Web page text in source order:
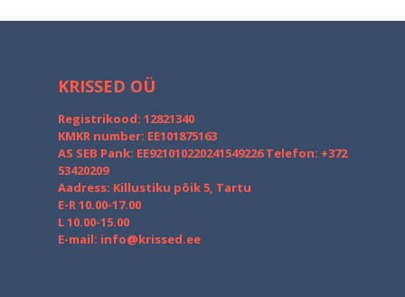
KRISSED OÜ
Registrikood: 12821340
KMKR number: EE101875163
AS SEB Pank: EE921010220241549226 Telefon: +372
53420209
Aadress: Killustiku põik 5, Tartu
E-R 10.00-17.00
L 10.00-15.00
E-mail: info@krissed.ee